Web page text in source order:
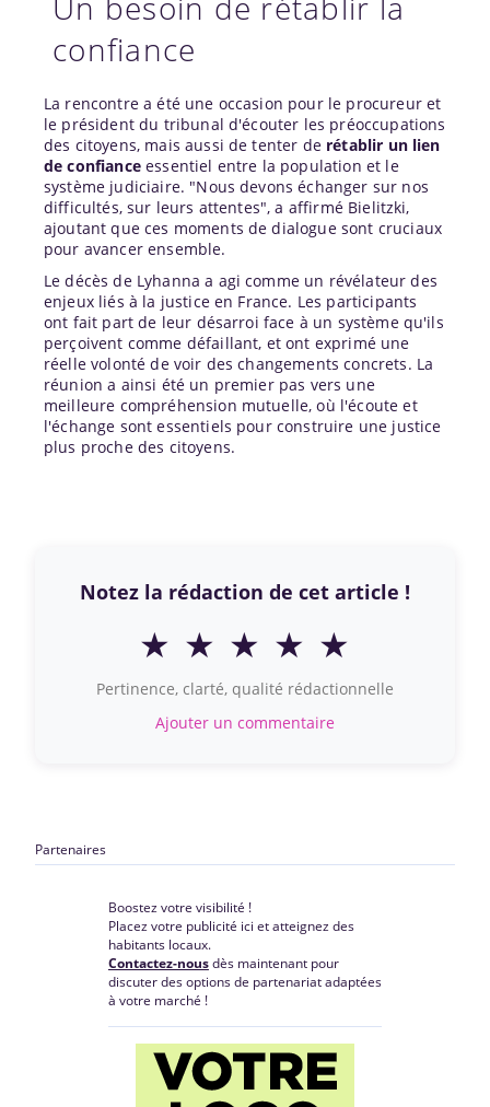
confiance
La rencontre a été une occasion pour le procureur et
le président du tribunal d'écouter les préoccupations
des citoyens, mais aussi de tenter de rétablir un lien
de confianceessentiel entre la population et le
système judiciaire. "Nous devons échanger sur nos
difficultés, sur leurs attentes", a affirmé Bielitzki,
ajoutant que ces moments de dialogue sont cruciaux
pour avancer ensemble.
Le décès de Lyhanna a agi comme un révélateur des
enjeux liés à la justice en France. Les participants
ont fait part de leur désarroi face à un système qu'ils
perçoivent comme défaillant, et ont exprimé une
réelle volonté de voir des changements concrets. La
réunion a ainsi été un premier pas vers une
meilleure compréhension mutuelle, où l'écoute et
l'échange sont essentiels pour construire une justice
plus proche des citoyens.
Notez la rédaction de cet article !
★ ★ ★ ★ ★
Pertinence, clarté, qualité rédactionnelle
Ajouter un commentaire
Partenaires
Boostez votre visibilité !
Placez votre publicité ici et atteignez des
habitants locaux.
Contactez-nousdès maintenant pour
discuter des options de partenariat adaptées
à votre marché !